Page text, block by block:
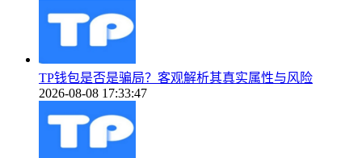
TP钱包是否是骗局？客观解析其真实属性与风险
2026-08-08 17:33:47